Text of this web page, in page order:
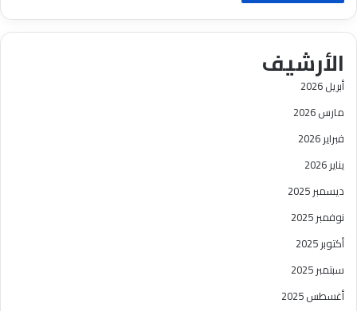
الأرشيف
أبريل 2026
مارس 2026
فبراير 2026
يناير 2026
ديسمبر 2025
نوفمبر 2025
أكتوبر 2025
سبتمبر 2025
أغسطس 2025